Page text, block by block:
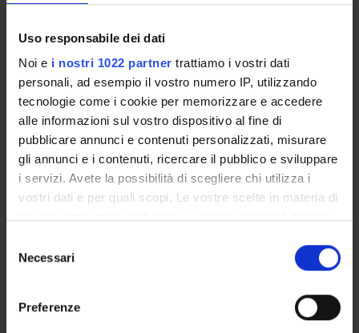
Uso responsabile dei dati
Noi e i nostri 1022 partner trattiamo i vostri dati
personali, ad esempio il vostro numero IP, utilizzando
tecnologie come i cookie per memorizzare e accedere
alle informazioni sul vostro dispositivo al fine di
pubblicare annunci e contenuti personalizzati, misurare
gli annunci e i contenuti, ricercare il pubblico e sviluppare
i servizi. Avete la possibilità di scegliere chi utilizza i
vostri dati e per quali scopi. Le vostre scelte in materia di
modificare o revocare il proprio consenso in qualsiasi
momento dalla Dichiarazione sui cookie o facendo clic
delNecessari
Preferenze
Referente
Roberto Ricciuti
Referente esterno
Data pubblicazione
4 marzo 2021
OFFERTA FORMATIVA
CORSI DI STUDIO